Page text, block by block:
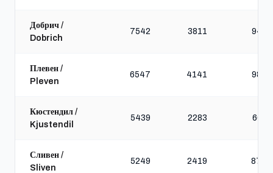
Добрич /
Dobrich
7542 3811 9462
Плевен /
Pleven
6547 4141 9867
Кюстендил /
Kjustendil
5439 2283 6616
Сливен /
Sliven
5249 2419 8737